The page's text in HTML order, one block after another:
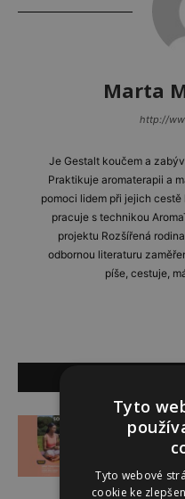
Marta
http://
Je Gestalt koučem a
Praktikuje aromaterapii a
pomoci lidem při jejich
pracuje s technikou
projektu Rozšířená
odbornou literaturu
píše, cestuje,
Zapojte
a
Tyto
Tyto webové
cookie ke